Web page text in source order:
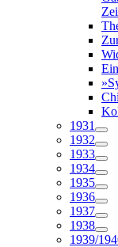
1931
1932
1933
1934
1935
1936
1937
1938
1939/